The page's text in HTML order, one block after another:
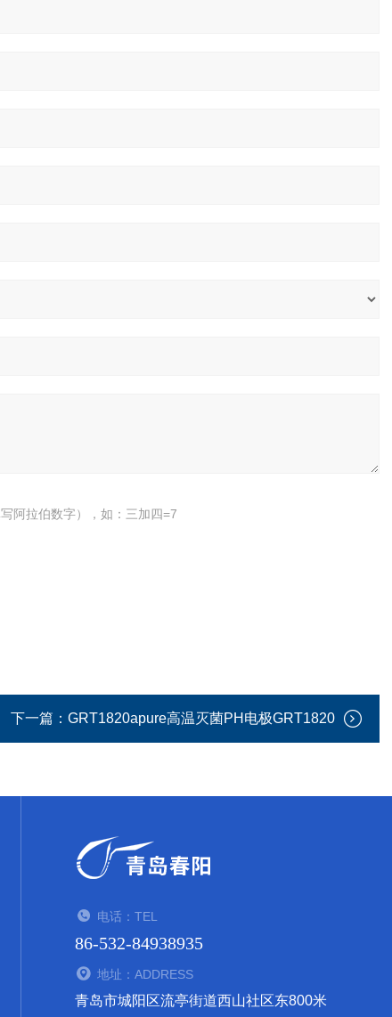
阿拉伯数字），如：三加四=7
下一篇： GRT1820apure高温灭菌PH电极GRT1820
电话：TEL
86-532-84938935
地址：ADDRESS
青岛市城阳区流亭街道西山社区东800米